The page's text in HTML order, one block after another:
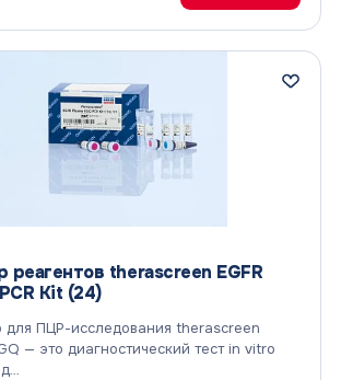
реагентов therascreen EGFR
Kit (24)
для ПЦР-исследования therascreen
— это диагностический тест in vitro